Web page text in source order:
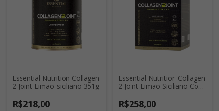
Essential Nutrition Collagen
2 Joint Limão-siciliano 351g
R$218,00
Essential Nutrition Collagen
2 Joint Limão Siciliano Com
R$258,00